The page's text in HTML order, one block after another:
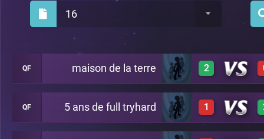
16
QF maison de la terre 2
1
QF 5 ans de full tryhard 1